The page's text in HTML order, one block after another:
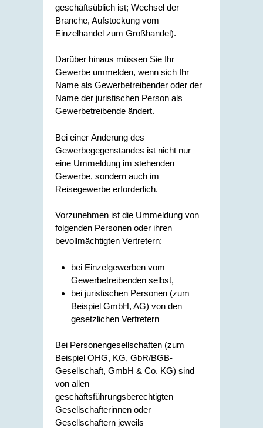
geschäftsüblich ist; Wechsel der
Branche, Aufstockung vom
Einzelhandel zum Großhandel).
Darüber hinaus müssen Sie Ihr
Gewerbe ummelden, wenn sich Ihr
Name als Gewerbetreibender oder der
Name der juristischen Person als
Gewerbetreibende ändert.
Bei einer Änderung des
Gewerbegegenstandes ist nicht nur
eine Ummeldung im stehenden
Gewerbe, sondern auch im
Reisegewerbe erforderlich.
Vorzunehmen ist die Ummeldung von
folgenden Personen oder ihren
bevollmächtigten Vertretern:
bei Einzelgewerben vom
Gewerbetreibenden selbst,
bei juristischen Personen (zum
Beispiel GmbH, AG) von den
gesetzlichen Vertretern
Bei Personengesellschaften (zum
Beispiel OHG, KG, GbR/BGB-
Gesellschaft, GmbH & Co. KG) sind
von allen
geschäftsführungsberechtigten
Gesellschafterinnen oder
Gesellschaftern jeweils